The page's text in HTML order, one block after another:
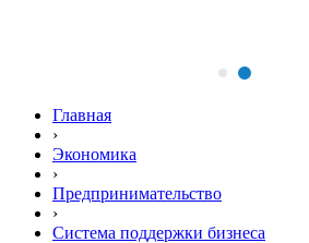
Главная
›
Экономика
›
Предпринимательство
›
Система поддержки бизнеса